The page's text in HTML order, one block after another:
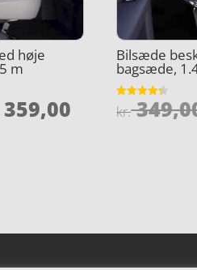
høje
m
359,00
Bilsæde
bagsæde,
Vurderet
4.3
kr.